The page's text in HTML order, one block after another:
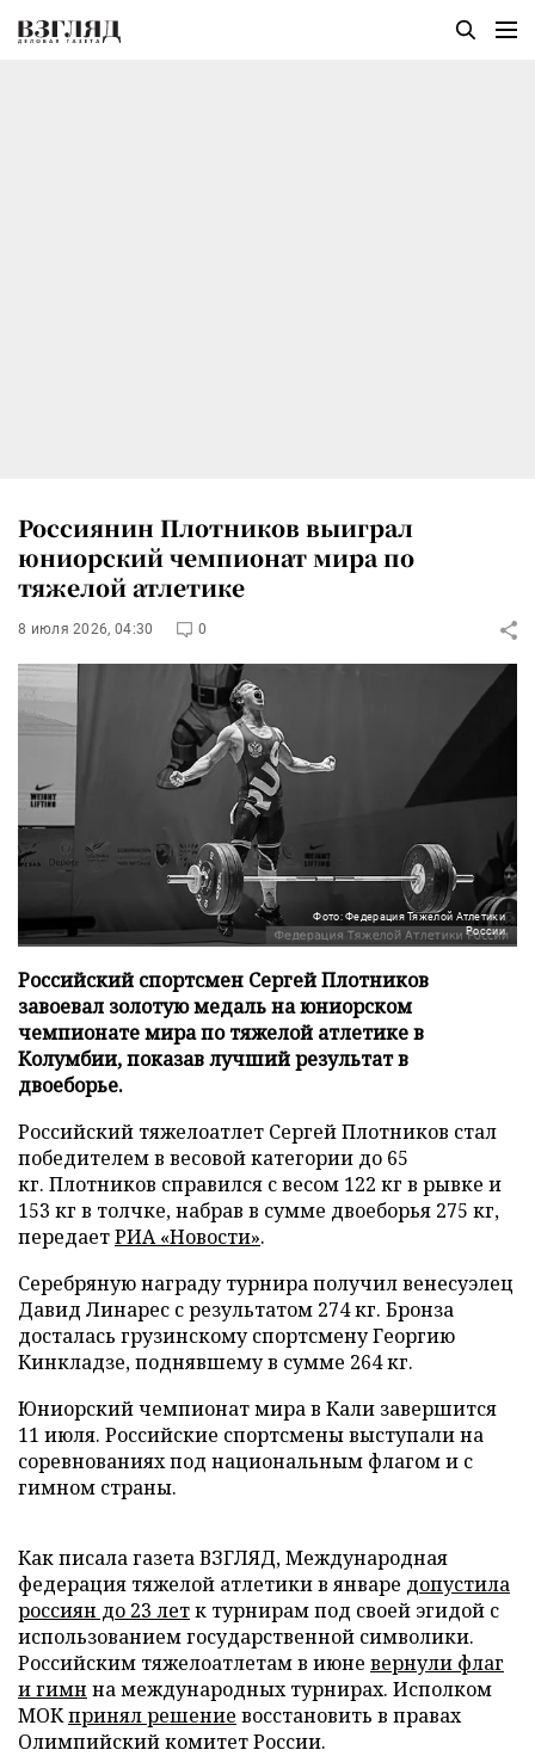
Россиянин Плотников выиграл
юниорский чемпионат мира по
тяжелой атлетике
8 июля 2026, 04:30 0
Фото: Федерация Тяжелой Атлетики
России
Российский спортсмен Сергей Плотников
завоевал золотую медаль на юниорском
чемпионате мира по тяжелой атлетике в
Колумбии, показав лучший результат в
двоеборье.
Российский тяжелоатлет Сергей Плотников стал
победителем в весовой категории до 65
кг. Плотников справился с весом 122 кг в рывке и
153 кг в толчке, набрав в сумме двоеборья 275 кг,
передаетРИА «Новости».
Серебряную награду турнира получил венесуэлец
Давид Линарес с результатом 274 кг. Бронза
досталась грузинскому спортсмену Георгию
Кинкладзе, поднявшему в сумме 264 кг.
Юниорский чемпионат мира в Кали завершится
11 июля. Российские спортсмены выступали на
соревнованиях под национальным флагом и с
гимном страны.
Как писала газета ВЗГЛЯД, Международная
федерация тяжелой атлетики в январе допустила
россиян до 23 летк турнирам под своей эгидой с
использованием государственной символики.
Российским тяжелоатлетам в июне вернули флаг
и гимн на международных турнирах. Исполком
МОКпринял решение восстановить в правах
Олимпийский комитет России.